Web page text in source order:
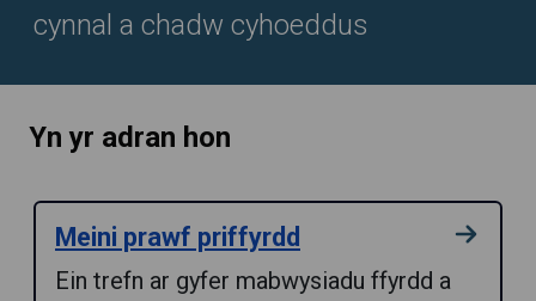
cynnal a chadw cyhoeddus
Yn yr adran hon
Meini prawf priffyrdd
Ein trefn ar gyfer mabwysiadu ffyrdd a